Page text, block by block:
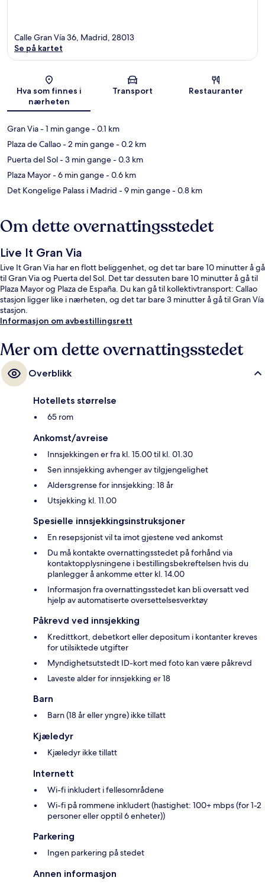
Kart
Calle Gran Vía 36, Madrid, 28013
Se på kartet
Hva som finnes i
nærheten
Transport Restauranter
Gran Via- 1 min gange- 0.1 km
Plaza de Callao- 2 min gange- 0.2 km
Puerta del Sol- 3 min gange- 0.3 km
Plaza Mayor- 6 min gange- 0.6 km
Det Kongelige Palass i Madrid - 9 min gange- 0.8 km
Om dette overnattingsstedet
Live It Gran Via
Live It Gran Via har en flott beliggenhet, og det tar bare 10 minutter å gå
til Gran Via og Puerta del Sol. Det tar dessuten bare 10 minutter å gå til
Plaza Mayor og Plaza de España. Du kan gå til kollektivtransport: Callao
stasjon ligger like i nærheten, og det tar bare 3 minutter å gå til Gran Vía
stasjon.
Informasjon om avbestillingsrett
Mer om dette overnattingsstedet
Overblikk
Hotellets størrelse
65 rom
Ankomst/avreise
Innsjekkingen er fra kl. 15.00 til kl. 01.30
Sen innsjekking avhenger av tilgjengelighet
Aldersgrense for innsjekking: 18 år
Utsjekking kl. 11.00
Spesielle innsjekkingsinstruksjoner
En resepsjonist vil ta imot gjestene ved ankomst
Du må kontakte overnattingsstedet på forhånd via
kontaktopplysningene i bestillingsbekreftelsen hvis du
planlegger å ankomme etter kl. 14.00
Informasjon fra overnattingsstedet kan bli oversatt ved
hjelp av automatiserte oversettelsesverktøy
Påkrevd ved innsjekking
Kredittkort, debetkort eller depositum i kontanter kreves
for utilsiktede utgifter
Myndighetsutstedt ID-kort med foto kan være påkrevd
Laveste alder for innsjekking er 18
Barn
Barn (18 år eller yngre) ikke tillatt
Kjæledyr
Kjæledyr ikke tillatt
Internett
Wi-fi inkludert i fellesområdene
Wi-fi på rommene inkludert (hastighet: 100+ mbps (for 1-2
personer eller opptil 6 enheter))
Parkering
Ingen parkering på stedet
Annen informasjon